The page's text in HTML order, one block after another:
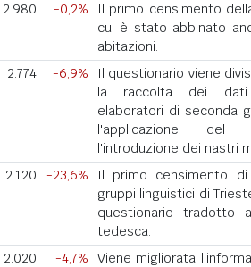
2.980 -0,2%
Il primo censimento
cui è stato abbinato
abitazioni.
2.774 -6,9%
Il questionario viene
la raccolta dei dati
elaboratori di seconda
l'applicazione del
l'introduzione dei nastri
2.120 -23,6%
Il primo censimento di
gruppi linguistici di
questionario tradotto
tedesca.
2.020 -4,7%
Viene migliorata